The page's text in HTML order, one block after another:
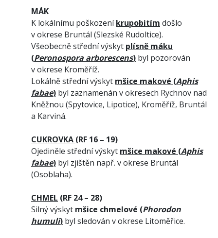
MÁK
K lokálnímu poškozeníkrupobitím došlo
v okrese Bruntál (Slezské Rudoltice).
Všeobecně střední výskyt plísně máku
(Peronospora arborescens) byl pozorován
v okrese Kroměříž.
Lokálně střední výskyt mšice makové (Aphis
fabae) byl zaznamenán v okresech Rychnov nad
Kněžnou (Spytovice, Lipotice), Kroměříž, Bruntál
a Karviná.
CUKROVKA (RF 16 – 19)
Ojediněle střední výskyt mšice makové (Aphis
fabae) byl zjištěn např. v okrese Bruntál
(Osoblaha).
CHMEL (RF 24 – 28)
Silný výskyt mšice chmelové (Phorodon
humuli) byl sledován v okrese Litoměřice.